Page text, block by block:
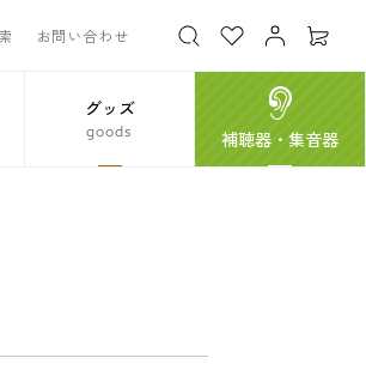
お問い合わせ
グッズ
goods 補聴器・集音器